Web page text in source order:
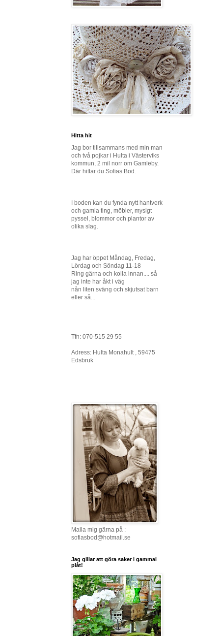
Hitta hit
Jag bor tillsammans med min man
och två pojkar i Hulta i Västerviks
kommun, 2 mil norr om Gamleby.
Där hittar du Sofias Bod.
I boden kan du fynda nytt hantverk
och gamla ting, möbler, mysigt
pyssel, blommor och plantor av
olika slag.
Jag har öppet Måndag, Fredag,
Lördag och Söndag 11-18
Ring gärna och kolla innan.... så
jag inte har åkt i väg
nån liten sväng och skjutsat barn
eller så...
Tfn: 070-515 29 55
Adress: Hulta Monahult , 59475
Edsbruk
Maila mig gärna på :
sofiasbod@hotmail.se
Jag gillar att göra saker i gammal
plåt!